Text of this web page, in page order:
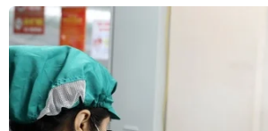
sốc, tuyên bố hàng trăm binh sĩ Mỹ
đã thiệt mạng
04/08/2026 15:51
Liban và Israel nối lại đàm phán trực